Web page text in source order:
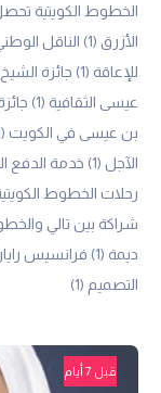
الخطوط الكويتية
الأزرق (1) الناقل
للإعاقة (1) جائزة
عيسى الثقافية (1)
بن عيسى في الكويت (1)
الآجل (1) خدمة الدفع
رحلات الخطوط
شراكة بين تالي
ديمة (1) فرانسيس
التصميم (1)
قبل 7 أيام